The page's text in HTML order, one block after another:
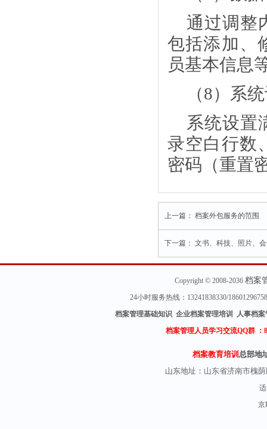
通过调整
包括添加、
员基本信息
（8）系
系统设置
录空白行数
密码（重置
上一篇： 档案外包服务的范围
下一篇： 文书、科技、照片、
Copyright © 2008-2036 档案
24小时服务热线：13241838330/
档案管理基础知识 企业档案管理培训 人事档
档案管理人员学习交流QQ群 ：
档案教育培训总部地
山东地址： 山东省济南市槐
京